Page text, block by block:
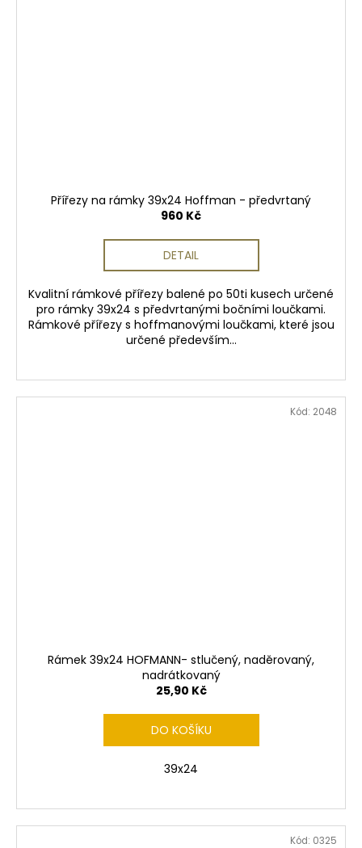
Přířezy na rámky 39x24 Hoffman - předvrtaný
960 Kč
DETAIL
Kvalitní rámkové přířezy balené po 50ti kusech určené
pro rámky 39x24 s předvrtanými bočními loučkami.
Rámkové přířezy s hoffmanovými loučkami, které jsou
určené především...
Rámek 39x24 HOFMANN- stlučený, naděrovaný,
nadrátkovaný
25,90 Kč
DO KOŠÍKU
39x24
Kód: 2048
Kód: 0325